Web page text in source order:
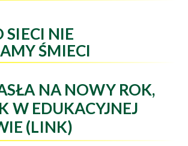
SIECI NIE
ŚMIECI
NA NOWY ROK,
W EDUKACYJNEJ
(LINK)